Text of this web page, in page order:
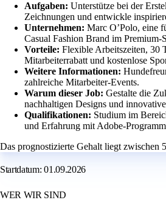
Aufgaben: Unterstütze bei der
Zeichnungen und entwickle
Unternehmen: Marc O’Polo, eine
Casual Fashion Brand im Premium-
Vorteile: Flexible Arbeitszeiten, 30
Mitarbeiterrabatt und kostenlose
Weitere Informationen:
zahlreiche Mitarbeiter-Events.
Warum dieser Job: Gestalte die
nachhaltigen Designs und
Qualifikationen: Studium im
und Erfahrung mit Adobe-
Das prognostizierte Gehalt liegt zwischen
Startdatum: 01.09.2026
WER WIR SIND